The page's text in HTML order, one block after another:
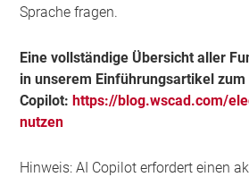
Sprache fragen.
Eine vollständige Übersicht aller
in unserem Einführungsartikel zum
Copilot:https://blog.wscad.com/
nutzen
Hinweis: AI Copilot erfordert einen